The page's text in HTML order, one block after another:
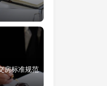
房标准规范